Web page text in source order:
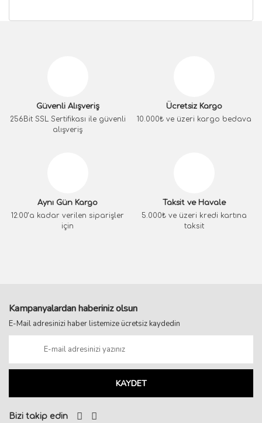
Güvenli Alışveriş
256Bit SSL Sertifikası ile güvenli
alışveriş
Ücretsiz Kargo
10.000₺ ve üzeri kargo bedava
Aynı Gün Kargo
12:00’a kadar verilen siparişler
için
Taksit ve Havale
5.000₺ ve üzeri kredi kartına
taksit
Kampanyalardan haberiniz olsun
E-Mail adresinizi haber listemize ücretsiz kaydedin
KAYDET
Bizi takip edin